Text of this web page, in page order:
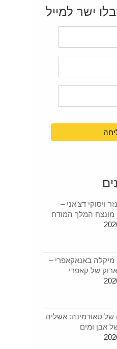
ישר למייל
ויסוקי דצ'אני –
מונצח המלך המודח
מיקלה באנאקאפרי –
של קאפרי
של טאורמינה: אשליה
אבן ומים